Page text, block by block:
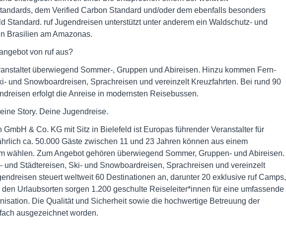
dem Verified Carbon Standard und/oder dem ebenfalls besonders
Standard. ruf Jugendreisen unterstützt unter anderem ein Waldschutz- und
Brasilien am Amazonas.
von ruf aus?
überwiegend Sommer-, Gruppen und Abireisen. Hinzu kommen Fern-
und Snowboardreisen, Sprachreisen und vereinzelt Kreuzfahrten. Bei rund 90
erfolgt die Anreise in modernsten Reisebussen.
Story. Deine Jugendreise.
GmbH & Co. KG mit Sitz in Bielefeld ist Europas führender Veranstalter für
ca. 50.000 Gäste zwischen 11 und 23 Jahren können aus einem
wählen. Zum Angebot gehören überwiegend Sommer, Gruppen- und Abireisen.
und Städtereisen, Ski- und Snowboardreisen, Sprachreisen und vereinzelt
steuert weltweit 60 Destinationen an, darunter 20 exklusive ruf Camps,
Urlaubsorten sorgen 1.200 geschulte Reiseleiter*innen für eine umfassende
Die Qualität und Sicherheit sowie die hochwertige Betreuung der
ausgezeichnet worden.